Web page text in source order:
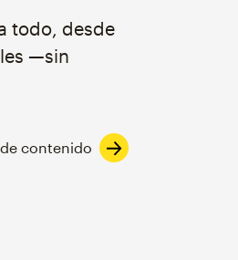
todo, desde
—sin
contenido